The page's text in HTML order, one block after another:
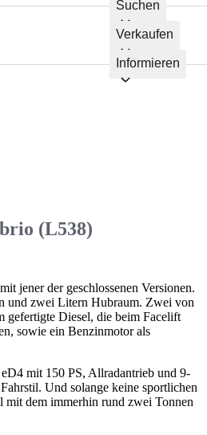
Suchen
Verkaufen
Informieren
(L538)
jener der geschlossenen Versionen.
und zwei Litern Hubraum. Zwei von
Diesel, die beim Facelift
sowie ein Benzinmotor als
mit 150 PS, Allradantrieb und 9-
Und solange keine sportlichen
mit dem immerhin rund zwei Tonnen